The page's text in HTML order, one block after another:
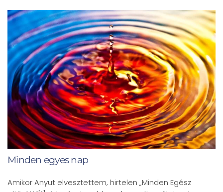
Minden egyes nap
Amikor Anyut elvesztettem, hirtelen „Minden Egész